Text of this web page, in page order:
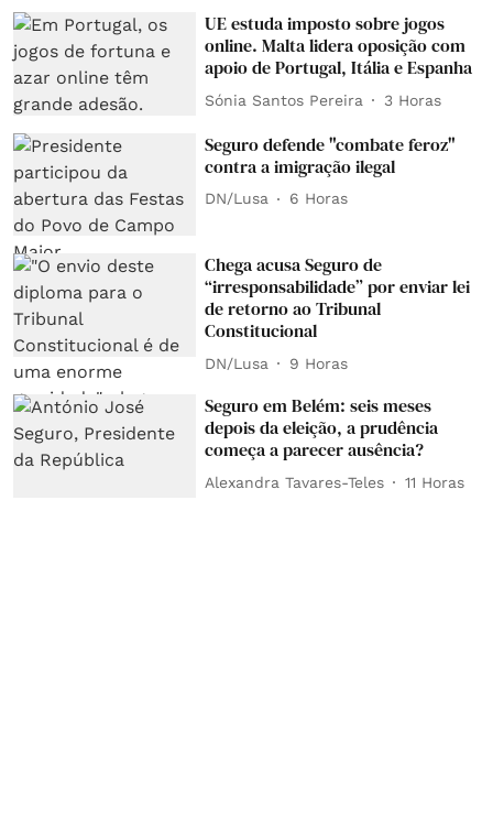
UE estuda imposto sobre jogos
online. Malta lidera oposição com
apoio de Portugal, Itália e Espanha
Sónia Santos Pereira 3 Horas
Seguro defende "combate feroz"
contra a imigração ilegal
DN/Lusa 6 Horas
Chega acusa Seguro de
“irresponsabilidade” por enviar lei
de retorno ao Tribunal
Constitucional
DN/Lusa 9 Horas
Seguro em Belém: seis meses
depois da eleição, a prudência
começa a parecer ausência?
Alexandra Tavares-Teles 11 Horas